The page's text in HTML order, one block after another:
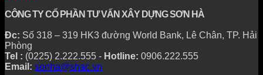
CÔNG TY CỔ PHẦN TƯ VẤN XÂY DỰNG SƠN HÀ
Đc: Số 318 – 319 HK3 đường World Bank, Lê Chân, TP. Hải
Phòng
Tel : (0225) 2.222.555 - Hotline: 0906.222.555
Email: sonha@shac.vn